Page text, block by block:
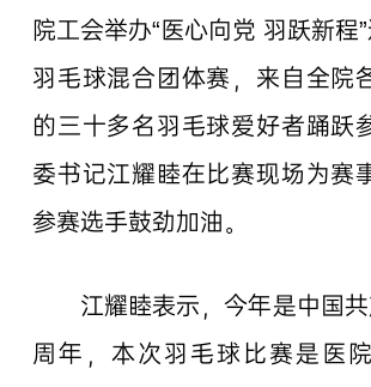
院工会举办“医心向党 羽跃新程”
羽毛球混合团体赛，来自全院
的三十多名羽毛球爱好者踊跃
委书记江耀睦在比赛现场为赛
参赛选手鼓劲加油。
江耀睦表示，今年是中国
周年，本次羽毛球比赛是医